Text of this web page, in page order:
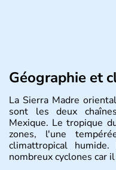
Géographie et
La Sierra Madre
sont les deux
Mexique. Le tropique
zones, l'une
climattropical
nombreux cyclones car